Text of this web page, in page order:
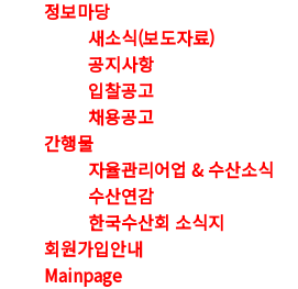
정보마당
새소식(보도자료)
공지사항
입찰공고
채용공고
간행물
자율관리어업 & 수산소식
수산연감
한국수산회 소식지
회원가입안내
Mainpage